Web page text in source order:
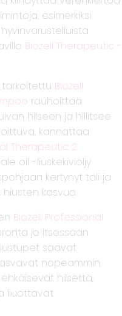
esimerkiksi
Biozell Therapeutic -
tarkoitettu Biozell
rauhoittaa
hilseen ja hillitsee
kannattaa
Therapeutic 2
oil -liuskekiviöljy
kertynyt tali ja
kasvua.
Biozell Professional
jo itsessään
saavat
nopeammin.
hilsettä,
liuottavat